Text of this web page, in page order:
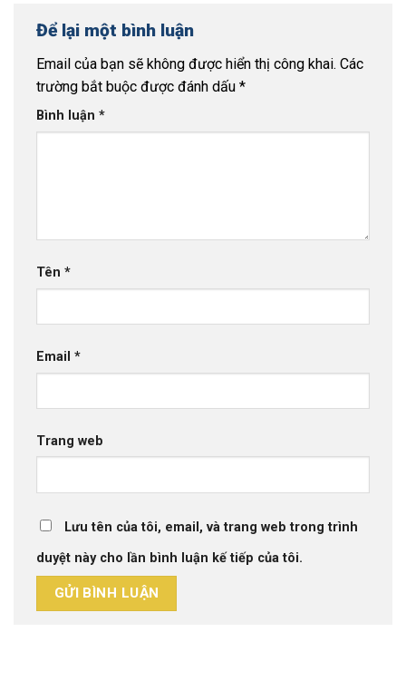
Để lại một bình luận
Email của bạn sẽ không được hiển thị công khai. Các
trường bắt buộc được đánh dấu *
Bình luận *
Tên *
Email *
Trang web
Lưu tên của tôi, email, và trang web trong trình
duyệt này cho lần bình luận kế tiếp của tôi.